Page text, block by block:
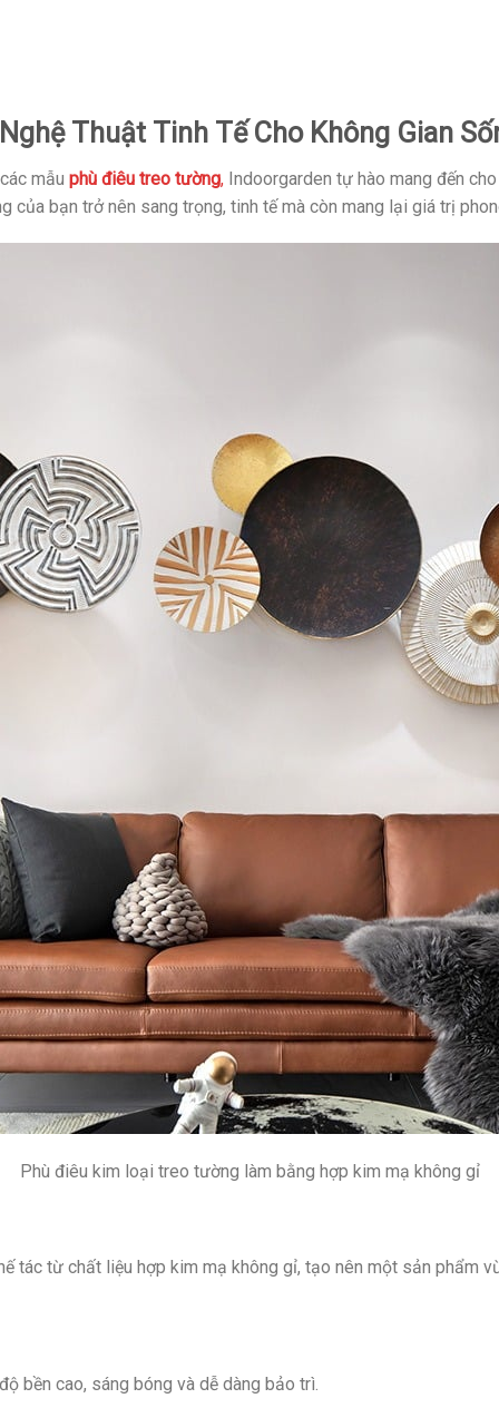
Thuật Tinh Tế Cho Không Gian
mẫu phù điêu treo tường, Indoorgarden tự hào mang đến
của bạn trở nên sang trọng, tinh tế mà còn mang lại giá trị
Phù điêu kim loại treo tường làm bằng hợp kim mạ không gỉ
tác từ chất liệu hợp kim mạ không gỉ, tạo nên một sản phẩm
bền cao, sáng bóng và dễ dàng bảo trì.